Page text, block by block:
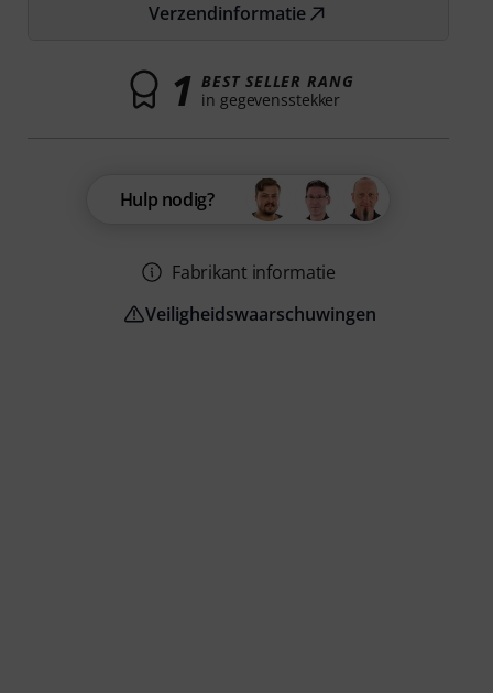
Verzendinformatie
1 BEST SELLER RANG
in gegevensstekker
Hulp nodig?
Fabrikant informatie
Veiligheidswaarschuwingen